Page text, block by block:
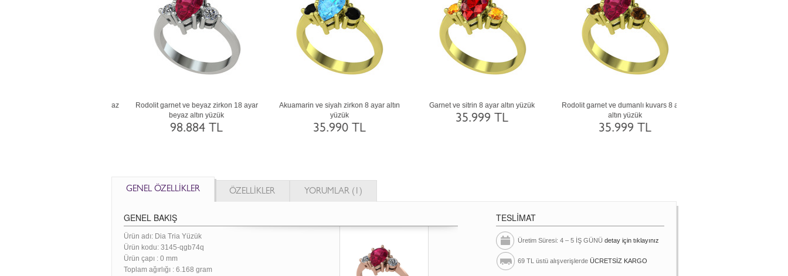
Rodolit garnet ve dumanlı kuvars 8 ayar
altın yüzük
35.999 TL
Garnet ve pırlanta 18 ayar altın yüzük (0.32
karat)
141.419 TL
Dumanlı kuvars ve pırlanta 14 ayar beyaz
altın yüzük (0.32 karat)
Siyah zirkon ve pembe kuvars 14 ayar
beyaz altın yüzük
69.763 TL
GENEL ÖZELLİKLER ÖZELLİKLER YORUMLAR (1)
GENEL BAKIŞ
Ürün adı: Dia Tria Yüzük
Ürün kodu: 3145-qgb74q
Ürün çapı : 0 mm
Toplam ağırlığı : 6.168 gram
TESLİMAT
Üretim Süresi: 4 – 5 İŞ GÜNÜ detay için tıklayınız
69 TL üstü alışverişlerde ÜCRETSİZ KARGO